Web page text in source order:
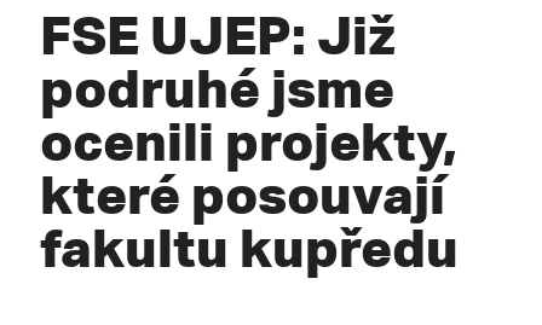
FSE UJEP: Již
podruhé jsme
ocenili projekty,
které posouvají
fakultu kupředu